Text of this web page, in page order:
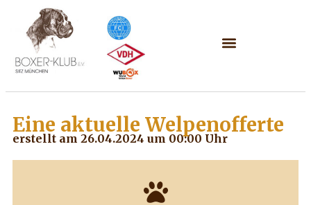
Eine aktuelle Welpenofferte
erstellt am 26.04.2024 um 00:00 Uhr